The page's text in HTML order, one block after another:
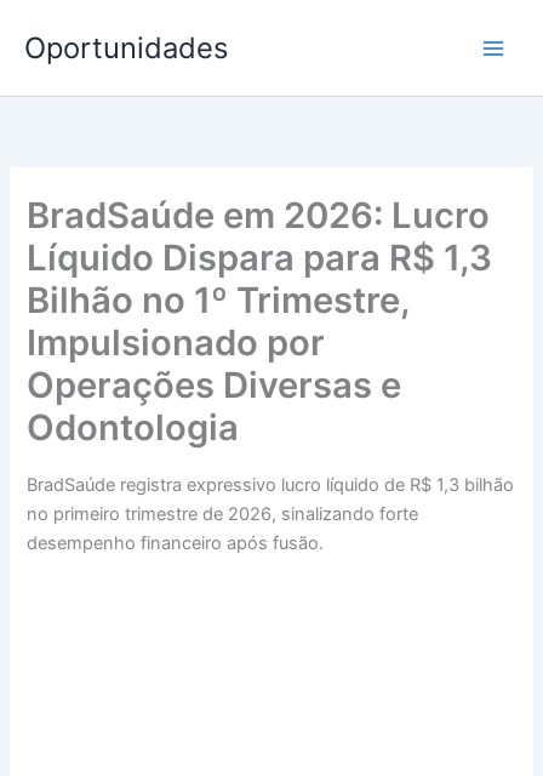
para
conteúdo
Oportunidades
BradSaúde em 2026: Lucro
Líquido Dispara para R$ 1,3
Bilhão no 1º Trimestre,
Impulsionado por
Operações Diversas e
Odontologia
BradSaúde registra expressivo lucro líquido de R$ 1,3 bilhão
no primeiro trimestre de 2026, sinalizando forte
desempenho financeiro após fusão.